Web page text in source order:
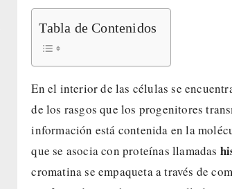
Tabla de Contenidos
En el interior de las células se
de los rasgos que los progenitores
información está contenida en la
que se asocia con proteínas llamadas
cromatina se empaqueta a través de